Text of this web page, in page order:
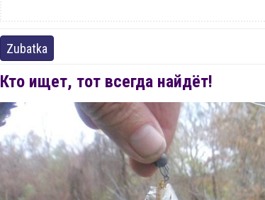
Zubatka
Кто ищет, тот всегда найдёт!